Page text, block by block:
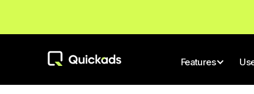
Features